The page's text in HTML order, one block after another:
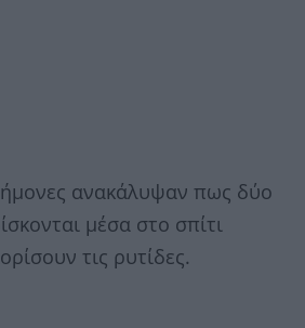
ανακάλυψαν πως δύο
μέσα στο σπίτι
τις ρυτίδες.